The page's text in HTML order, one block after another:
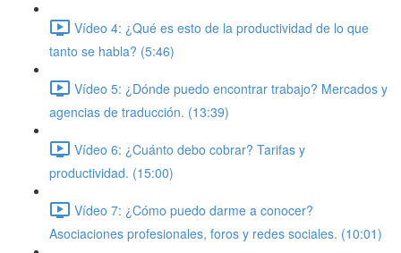
Vídeo 4: ¿Qué es esto de la productividad de lo que
tanto se habla? (5:46)
Vídeo 5: ¿Dónde puedo encontrar trabajo? Mercados y
agencias de traducción. (13:39)
Vídeo 6: ¿Cuánto debo cobrar? Tarifas y
productividad. (15:00)
Vídeo 7: ¿Cómo puedo darme a conocer?
Asociaciones profesionales, foros y redes sociales. (10:01)